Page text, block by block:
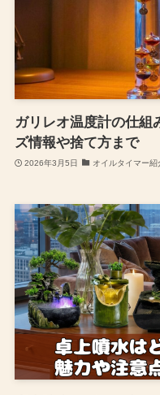
ガリレオ温度計の仕組
ズ情報や捨て方まで
2026年3月5日 オイルタイマー紹